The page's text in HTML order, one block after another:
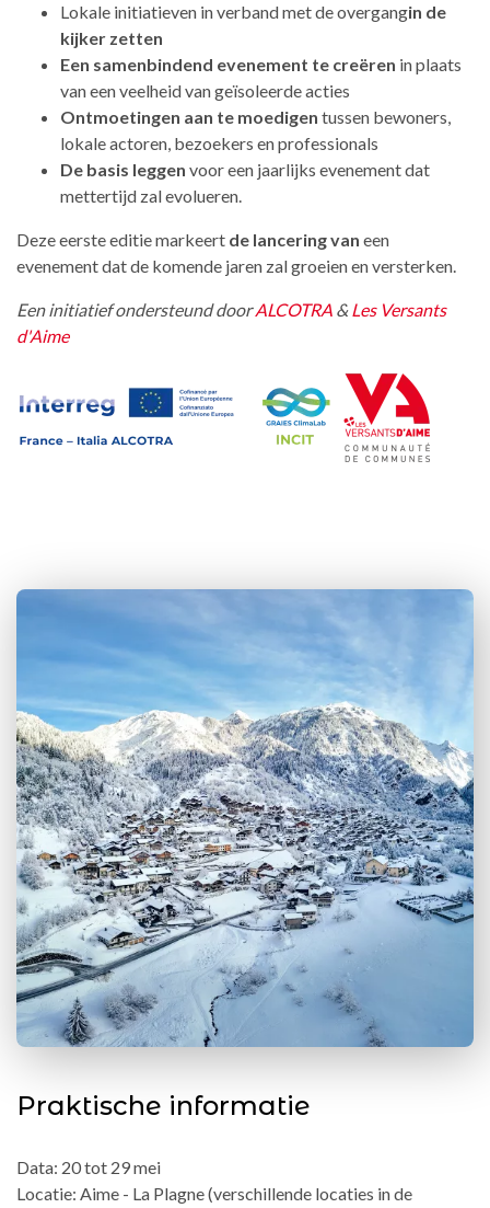
Lokale initiatieven in verband met de overgangin de
kijker zetten
Een samenbindend evenement te creëren in plaats
van een veelheid van geïsoleerde acties
Ontmoetingen aan te moedigen tussen bewoners,
lokale actoren, bezoekers en professionals
De basis leggen voor een jaarlijks evenement dat
mettertijd zal evolueren.
Deze eerste editie markeert de lancering van een
evenement dat de komende jaren zal groeien en versterken.
Een initiatief ondersteund doorALCOTRA &Les Versants
d'Aime
Praktische informatie
Data: 20 tot 29 mei
Locatie: Aime - La Plagne (verschillende locaties in de